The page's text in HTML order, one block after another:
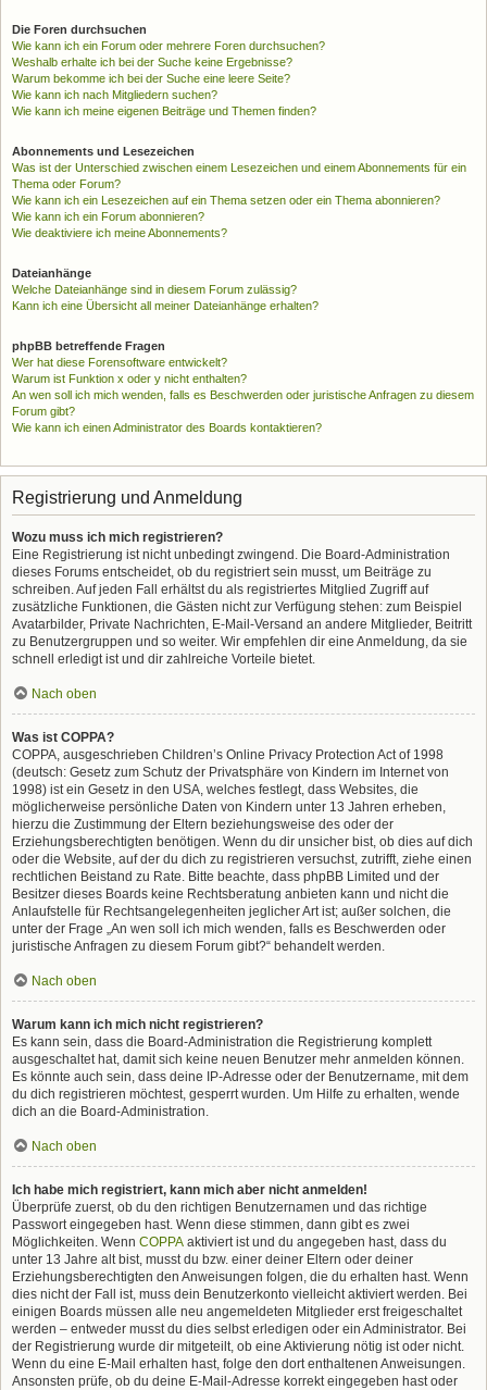
Die Foren durchsuchen
Wie kann ich ein Forum oder mehrere Foren durchsuchen?
Weshalb erhalte ich bei der Suche keine Ergebnisse?
Warum bekomme ich bei der Suche eine leere Seite?
Wie kann ich nach Mitgliedern suchen?
Wie kann ich meine eigenen Beiträge und Themen finden?
Abonnements und Lesezeichen
Was ist der Unterschied zwischen einem Lesezeichen und einem Abonnements für ein
Thema oder Forum?
Wie kann ich ein Lesezeichen auf ein Thema setzen oder ein Thema abonnieren?
Wie kann ich ein Forum abonnieren?
Wie deaktiviere ich meine Abonnements?
Dateianhänge
Welche Dateianhänge sind in diesem Forum zulässig?
Kann ich eine Übersicht all meiner Dateianhänge erhalten?
phpBB betreffende Fragen
Wer hat diese Forensoftware entwickelt?
Warum ist Funktion x oder y nicht enthalten?
An wen soll ich mich wenden, falls es Beschwerden oder juristische Anfragen zu diesem
Forum gibt?
Wie kann ich einen Administrator des Boards kontaktieren?
Registrierung und Anmeldung
Wozu muss ich mich registrieren?
Eine Registrierung ist nicht unbedingt zwingend. Die Board-Administration
dieses Forums entscheidet, ob du registriert sein musst, um Beiträge zu
schreiben. Auf jeden Fall erhältst du als registriertes Mitglied Zugriff auf
zusätzliche Funktionen, die Gästen nicht zur Verfügung stehen: zum Beispiel
Avatarbilder, Private Nachrichten, E-Mail-Versand an andere Mitglieder, Beitritt
zu Benutzergruppen und so weiter. Wir empfehlen dir eine Anmeldung, da sie
schnell erledigt ist und dir zahlreiche Vorteile bietet.
Nach oben
Was ist COPPA?
COPPA, ausgeschrieben Children’s Online Privacy Protection Act of 1998
(deutsch: Gesetz zum Schutz der Privatsphäre von Kindern im Internet von
1998) ist ein Gesetz in den USA, welches festlegt, dass Websites, die
möglicherweise persönliche Daten von Kindern unter 13 Jahren erheben,
hierzu die Zustimmung der Eltern beziehungsweise des oder der
Erziehungsberechtigten benötigen. Wenn du dir unsicher bist, ob dies auf dich
oder die Website, auf der du dich zu registrieren versuchst, zutrifft, ziehe einen
rechtlichen Beistand zu Rate. Bitte beachte, dass phpBB Limited und der
Besitzer dieses Boards keine Rechtsberatung anbieten kann und nicht die
Anlaufstelle für Rechtsangelegenheiten jeglicher Art ist; außer solchen, die
unter der Frage „An wen soll ich mich wenden, falls es Beschwerden oder
juristische Anfragen zu diesem Forum gibt?“ behandelt werden.
Nach oben
Warum kann ich mich nicht registrieren?
Es kann sein, dass die Board-Administration die Registrierung komplett
ausgeschaltet hat, damit sich keine neuen Benutzer mehr anmelden können.
Es könnte auch sein, dass deine IP-Adresse oder der Benutzername, mit dem
du dich registrieren möchtest, gesperrt wurden. Um Hilfe zu erhalten, wende
dich an die Board-Administration.
Nach oben
Ich habe mich registriert, kann mich aber nicht anmelden!
Überprüfe zuerst, ob du den richtigen Benutzernamen und das richtige
Passwort eingegeben hast. Wenn diese stimmen, dann gibt es zwei
Möglichkeiten. Wenn COPPA aktiviert ist und du angegeben hast, dass du
unter 13 Jahre alt bist, musst du bzw. einer deiner Eltern oder deiner
Erziehungsberechtigten den Anweisungen folgen, die du erhalten hast. Wenn
dies nicht der Fall ist, muss dein Benutzerkonto vielleicht aktiviert werden. Bei
einigen Boards müssen alle neu angemeldeten Mitglieder erst freigeschaltet
werden – entweder musst du dies selbst erledigen oder ein Administrator. Bei
der Registrierung wurde dir mitgeteilt, ob eine Aktivierung nötig ist oder nicht.
Wenn du eine E-Mail erhalten hast, folge den dort enthaltenen Anweisungen.
Ansonsten prüfe, ob du deine E-Mail-Adresse korrekt eingegeben hast oder